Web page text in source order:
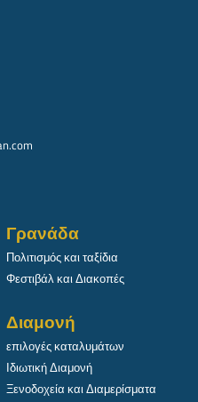
Γρανάδα
Πολιτισμός και ταξίδια
Φεστιβάλ και Διακοπές
Διαμονή
επιλογές καταλυμάτων
Ιδιωτική Διαμονή
Ξενοδοχεία και Διαμερίσματα